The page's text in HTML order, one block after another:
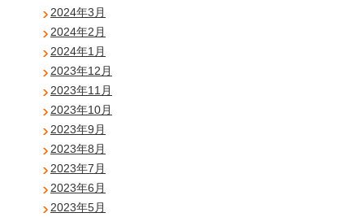
2024年3月
2024年2月
2024年1月
2023年12月
2023年11月
2023年10月
2023年9月
2023年8月
2023年7月
2023年6月
2023年5月